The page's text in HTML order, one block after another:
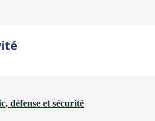
défense et sécurité